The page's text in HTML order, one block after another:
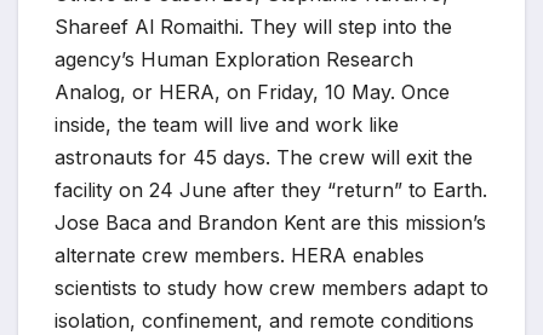
Shareef Al Romaithi. They will step into the
agency’s Human Exploration Research
Analog, or HERA, on Friday, 10 May. Once
inside, the team will live and work like
astronauts for 45 days. The crew will exit the
facility on 24 June after they “return” to Earth.
Jose Baca and Brandon Kent are this mission’s
alternate crew members. HERA enables
scientists to study how crew members adapt to
isolation, confinement, and remote conditions